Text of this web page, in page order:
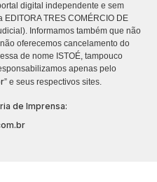
digital independente e sem
TRES COMÉRCIO DE
Informamos também que não
oferecemos cancelamento do
de nome ISTOÉ, tampouco
apenas pelo
” e seus respectivos sites.
de Imprensa: